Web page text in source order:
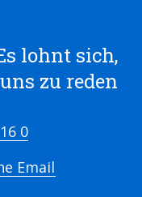
lohnt sich,
zu reden
0
Email